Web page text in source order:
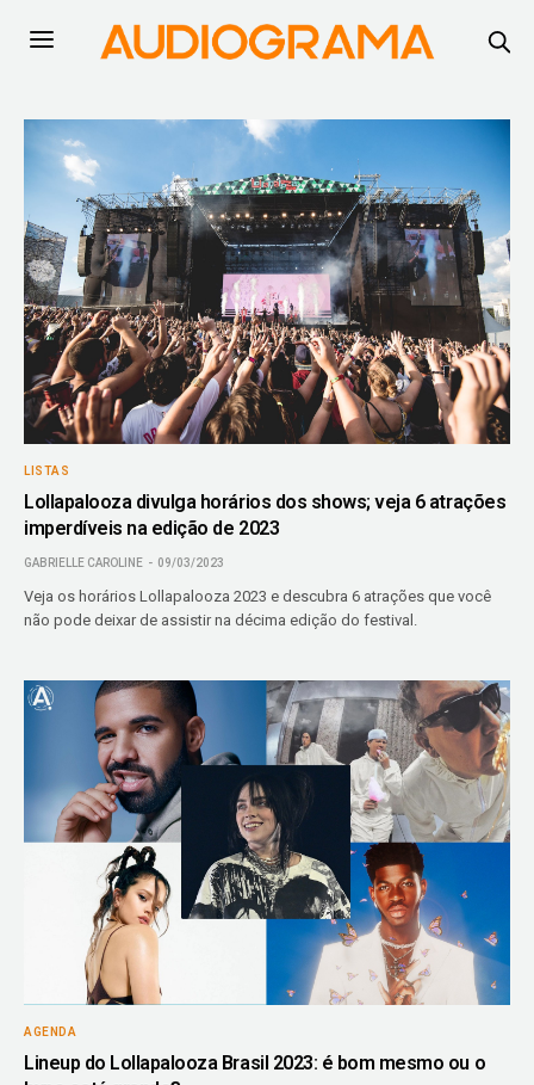
LISTAS
Lollapalooza divulga horários dos shows; veja 6 atrações
imperdíveis na edição de 2023
GABRIELLE CAROLINE 09/03/2023
Veja os horários Lollapalooza 2023 e descubra 6 atrações que você
não pode deixar de assistir na décima edição do festival.
AGENDA
Lineup do Lollapalooza Brasil 2023: é bom mesmo ou o